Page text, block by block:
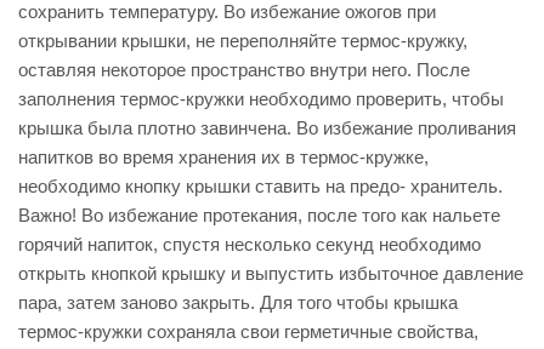
сохранить температуру. Во избежание ожогов при
открывании крышки, не переполняйте термос-кружку,
оставляя некоторое пространство внутри него. После
заполнения термос-кружки необходимо проверить, чтобы
крышка была плотно завинчена. Во избежание проливания
напитков во время хранения их в термос-кружке,
необходимо кнопку крышки ставить на предо- хранитель.
Важно! Во избежание протекания, после того как нальете
горячий напиток, спустя несколько секунд необходимо
открыть кнопкой крышку и выпустить избыточное давление
пара, затем заново закрыть. Для того чтобы крышка
термос-кружки сохраняла свои герметичные свойства,